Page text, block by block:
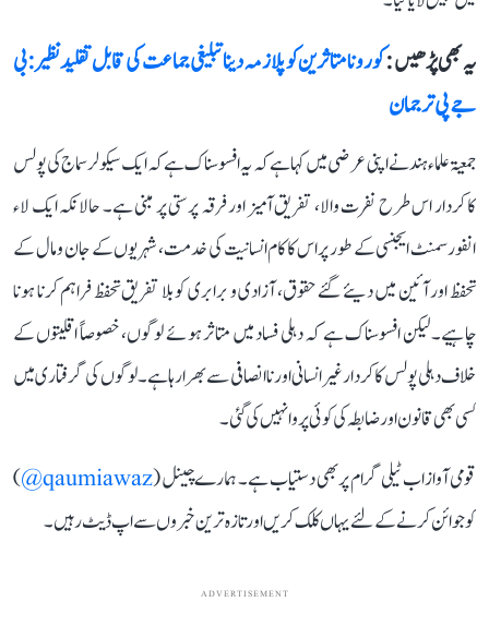
یہ بھی پڑھیں :کورونا متاثرین کو پلازمہ دینا تبلیغی جماعت کی قابل تقلید نظیر: بی
جے پی ترجمان
جمعیۃ علماء ہند نے اپنی عرضی میں کہا ہے کہ یہ افسوسناک ہے کہ ایک سیکولر سماج کی پولس
کا کردار اس طرح نفرت والا، تفریق آمیز اور فرقہ پرستی پر مبنی ہے۔ حالانکہ ایک لاء
انفورسمنٹ ایجنسی کے طور پر اس کا کام انسانیت کی خدمت، شہریوں کے جان و مال کے
تحفظ اور آئین میں دیئے گئے حقوق، آزادی و برابری کو بلا تفریق تحفظ فراہم کرنا ہونا
چاہیے۔ لیکن افسوسناک ہے کہ دہلی فساد میں متاثر ہوئے لوگوں، خصوصاً اقلیتوں کے
خلاف دہلی پولس کا کردار غیر انسانی اور ناانصافی سے بھرا رہا ہے۔ لوگوں کی گرفتاری میں
کسی بھی قانون اور ضابطہ کی کوئی پروا نہیں کی گئی۔
قومی آواز اب ٹیلی گرام پر بھی دستیاب ہے۔ ہمارے چینل (qaumiawaz@
)
کو جوائن کرنے کے لئے یہاں کلک کریں اور تازہ ترین خبروں سے اپ ڈیٹ رہیں۔
ADVERTISEMENT